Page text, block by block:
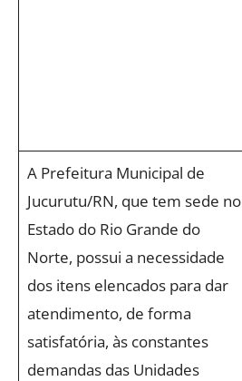
A Prefeitura Municipal de
Jucurutu/RN, que tem sede no
Estado do Rio Grande do
Norte, possui a necessidade
dos itens elencados para dar
atendimento, de forma
satisfatória, às constantes
demandas das Unidades